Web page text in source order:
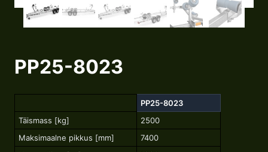
PP25-8023
PP25-8023
Täismass [kg]
2500
Maksimaalne pikkus [mm]
7400